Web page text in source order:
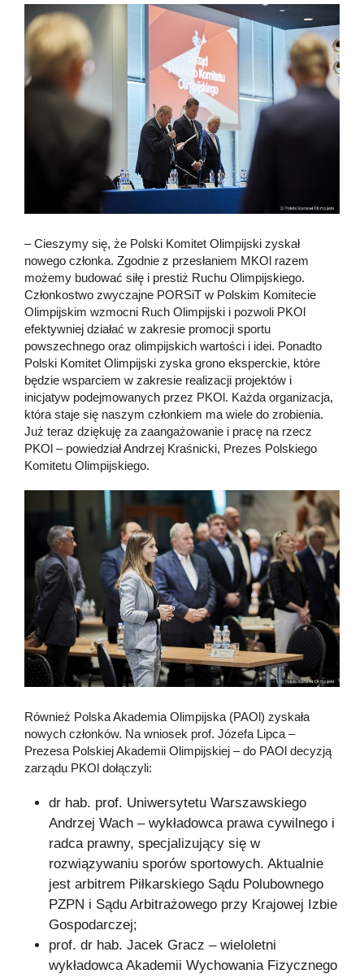
– Cieszymy się, że Polski Komitet Olimpijski zyskał
nowego członka. Zgodnie z przesłaniem MKOl razem
możemy budować siłę i prestiż Ruchu Olimpijskiego.
Członkostwo zwyczajne PORSiT w Polskim Komitecie
Olimpijskim wzmocni Ruch Olimpijski i pozwoli PKOl
efektywniej działać w zakresie promocji sportu
powszechnego oraz olimpijskich wartości i idei. Ponadto
Polski Komitet Olimpijski zyska grono eksperckie, które
będzie wsparciem w zakresie realizacji projektów i
inicjatyw podejmowanych przez PKOl. Każda organizacja,
która staje się naszym członkiem ma wiele do zrobienia.
Już teraz dziękuję za zaangażowanie i pracę na rzecz
PKOl – powiedział Andrzej Kraśnicki, Prezes Polskiego
Komitetu Olimpijskiego.
Również Polska Akademia Olimpijska (PAOl) zyskała
nowych członków. Na wniosek prof. Józefa Lipca –
Prezesa Polskiej Akademii Olimpijskiej – do PAOl decyzją
zarządu PKOl dołączyli:
dr hab. prof. Uniwersytetu Warszawskiego
Andrzej Wach – wykładowca prawa cywilnego i
radca prawny, specjalizujący się w
rozwiązywaniu sporów sportowych. Aktualnie
jest arbitrem Piłkarskiego Sądu Polubownego
PZPN i Sądu Arbitrażowego przy Krajowej Izbie
Gospodarczej;
prof. dr hab. Jacek Gracz – wieloletni
wykładowca Akademii Wychowania Fizycznego